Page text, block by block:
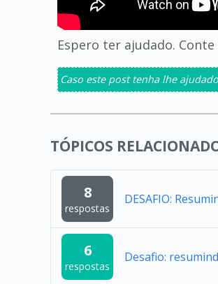
Espero ter ajudado.
Caso este post tenha lhe
TÓPICOS
8
respostas
DESAFIO:
6
respostas
Desafio: